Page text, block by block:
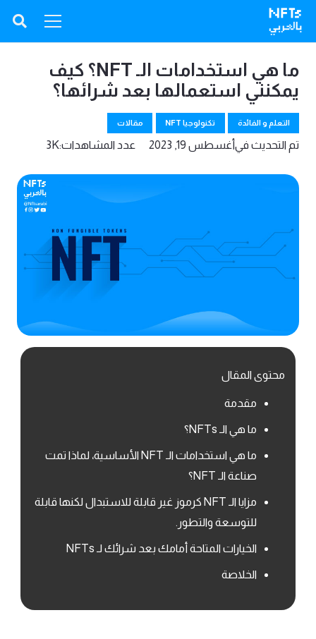
ما هي استخدامات الـ NFT؟ كيف
يمكنني استعمالها بعد شرائها؟
التعلم و الفائدة تكنولوجيا NFT مقالات
تم التحديث فيأغسطس 19, 2023 عدد المشاهدات:3K
محتوى المقال
مقدمة
ما هي الـ NFTs؟
ما هي استخدامات الـ NFT الأساسية، لماذا تمت
صناعة الـ NFT؟
مزايا الـ NFT كرموز غير قابلة للاستبدال لكنها قابلة
للتوسعة والتطور.
الخيارات المتاحة أمامك بعد شرائك لـ NFTs
الخلاصة